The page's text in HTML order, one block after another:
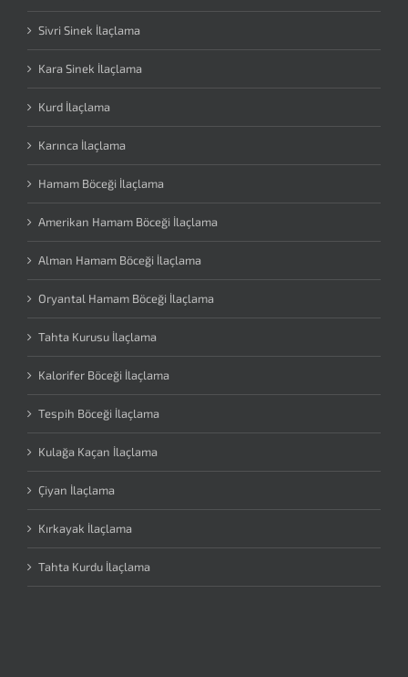
Sivri Sinek İlaçlama
Kara Sinek İlaçlama
Kurd İlaçlama
Karınca İlaçlama
Hamam Böceği İlaçlama
Amerikan Hamam Böceği İlaçlama
Alman Hamam Böceği İlaçlama
Oryantal Hamam Böceği İlaçlama
Tahta Kurusu İlaçlama
Kalorifer Böceği İlaçlama
Tespih Böceği İlaçlama
Kulağa Kaçan İlaçlama
Çiyan İlaçlama
Kırkayak İlaçlama
Tahta Kurdu İlaçlama